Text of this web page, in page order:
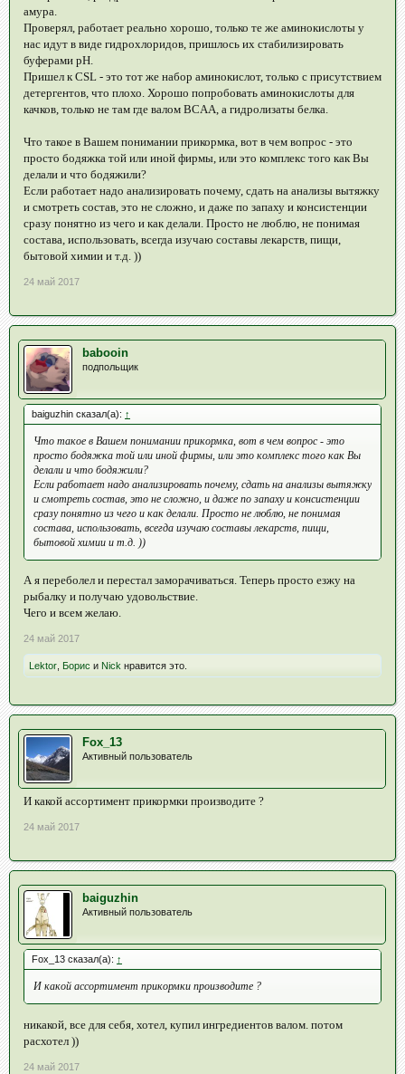
амура.
Проверял, работает реально хорошо, только те же аминокислоты у
нас идут в виде гидрохлоридов, пришлось их стабилизировать
буферами pH.
Пришел к CSL - это тот же набор аминокислот, только с присутствием
детергентов, что плохо. Хорошо попробовать аминокислоты для
качков, только не там где валом BCAA, а гидролизаты белка.
Что такое в Вашем понимании прикормка, вот в чем вопрос - это
просто бодяжка той или иной фирмы, или это комплекс того как Вы
делали и что бодяжили?
Если работает надо анализировать почему, сдать на анализы вытяжку
и смотреть состав, это не сложно, и даже по запаху и консистенции
сразу понятно из чего и как делали. Просто не люблю, не понимая
состава, использовать, всегда изучаю составы лекарств, пищи,
бытовой химии и т.д. ))
24 май 2017
babooin
подпольщик
baiguzhin сказал(а): ↑
Что такое в Вашем понимании прикормка, вот в чем вопрос - это
просто бодяжка той или иной фирмы, или это комплекс того как Вы
делали и что бодяжили?
Если работает надо анализировать почему, сдать на анализы вытяжку
и смотреть состав, это не сложно, и даже по запаху и консистенции
сразу понятно из чего и как делали. Просто не люблю, не понимая
состава, использовать, всегда изучаю составы лекарств, пищи,
бытовой химии и т.д. ))
А я переболел и перестал заморачиваться. Теперь просто езжу на
рыбалку и получаю удовольствие.
Чего и всем желаю.
24 май 2017
Lektor Борис и Nick нравится это.
Fox_13
Активный пользователь
И какой ассортимент прикормки производите ?
24 май 2017
baiguzhin
Активный пользователь
Fox_13 сказал(а): ↑
И какой ассортимент прикормки производите ?
никакой, все для себя, хотел, купил ингредиентов валом. потом
расхотел ))
24 май 2017